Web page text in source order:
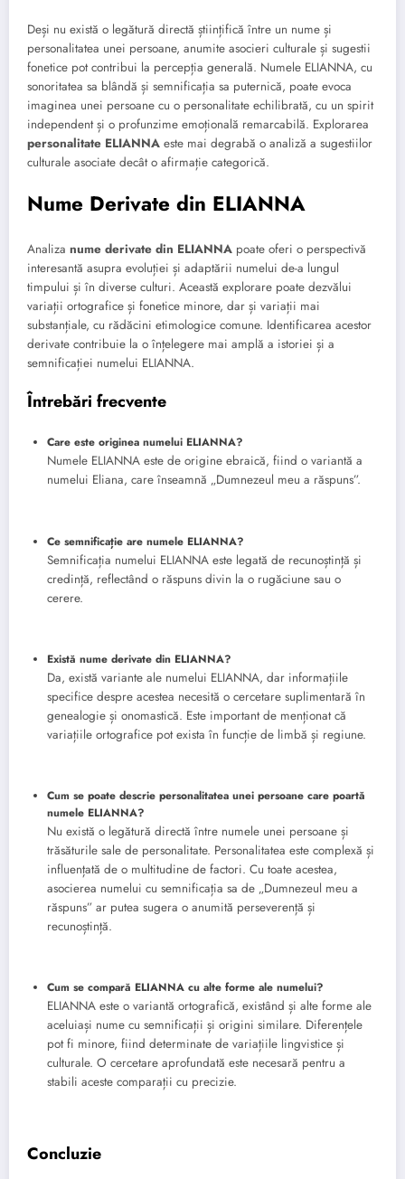
Deși nu există o legătură directă științifică între un nume și
personalitatea unei persoane, anumite asocieri culturale și sugestii
fonetice pot contribui la percepția generală. Numele ELIANNA, cu
sonoritatea sa blândă și semnificația sa puternică, poate evoca
imaginea unei persoane cu o personalitate echilibrată, cu un spirit
independent și o profunzime emoțională remarcabilă. Explorarea
personalitate ELIANNA este mai degrabă o analiză a sugestiilor
culturale asociate decât o afirmație categorică.
Nume Derivate din ELIANNA
Analiza nume derivate din ELIANNA poate oferi o perspectivă
interesantă asupra evoluției și adaptării numelui de-a lungul
timpului și în diverse culturi. Această explorare poate dezvălui
variații ortografice și fonetice minore, dar și variații mai
substanțiale, cu rădăcini etimologice comune. Identificarea acestor
derivate contribuie la o înțelegere mai amplă a istoriei și a
semnificației numelui ELIANNA.
Întrebări frecvente
Care este originea numelui ELIANNA?
Numele ELIANNA este de origine ebraică, fiind o variantă a
numelui Eliana, care înseamnă „Dumnezeul meu a răspuns”.
Ce semnificație are numele ELIANNA?
Semnificația numelui ELIANNA este legată de recunoștință și
credință, reflectând o răspuns divin la o rugăciune sau o
cerere.
Există nume derivate din ELIANNA?
Da, există variante ale numelui ELIANNA, dar informațiile
specifice despre acestea necesită o cercetare suplimentară în
genealogie și onomastică. Este important de menționat că
variațiile ortografice pot exista în funcție de limbă și regiune.
Cum se poate descrie personalitatea unei persoane care poartă
numele ELIANNA?
Nu există o legătură directă între numele unei persoane și
trăsăturile sale de personalitate. Personalitatea este complexă și
influențată de o multitudine de factori. Cu toate acestea,
asocierea numelui cu semnificația sa de „Dumnezeul meu a
răspuns” ar putea sugera o anumită perseverență și
recunoștință.
Cum se compară ELIANNA cu alte forme ale numelui?
ELIANNA este o variantă ortografică, existând și alte forme ale
aceluiași nume cu semnificații și origini similare. Diferențele
pot fi minore, fiind determinate de variațiile lingvistice și
culturale. O cercetare aprofundată este necesară pentru a
stabili aceste comparații cu precizie.
Concluzie